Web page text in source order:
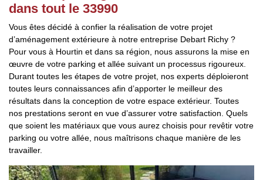
dans tout le 33990
Vous êtes décidé à confier la réalisation de votre projet
d’aménagement extérieure à notre entreprise Debart Richy ?
Pour vous à Hourtin et dans sa région, nous assurons la mise en
œuvre de votre parking et allée suivant un processus rigoureux.
Durant toutes les étapes de votre projet, nos experts déploieront
toutes leurs connaissances afin d’apporter le meilleur des
résultats dans la conception de votre espace extérieur. Toutes
nos prestations seront en vue d’assurer votre satisfaction. Quels
que soient les matériaux que vous aurez choisis pour revêtir votre
parking ou votre allée, nous maîtrisons chaque manière de les
travailler.